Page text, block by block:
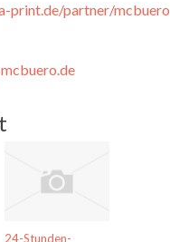
print.de/partner/mcbuero
24-Stunden-